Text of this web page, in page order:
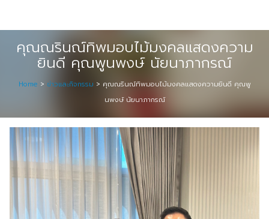
Event & Exhibition Solution
Seminar Service Solution
Trading & E-Commerce Solution
ข้อมูลบริษัท
จัดงานแสดงสินค้าและอีเว้นท์ต่าง ๆ
คุณณรินณ์ทิพมอบไม้มงคลแสดงความ
ยินดี คุณพูนพงษ์ นัยนาภากรณ์
Home > ข่าวและกิจกรรม > คุณณรินณ์ทิพมอบไม้มงคลแสดงความยินดี คุณพู
นพงษ์ นัยนาภากรณ์